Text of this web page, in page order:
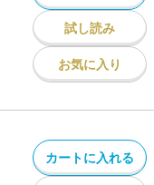
試し読み
お気に入り
カートに入れる